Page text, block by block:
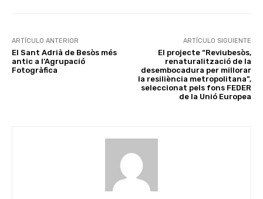
ARTÍCULO ANTERIOR
El Sant Adrià de Besòs més
antic a l’Agrupació
Fotogràfica
ARTÍCULO SIGUIENTE
El projecte “Reviubesòs,
renaturalització de la
desembocadura per millorar
la resiliència metropolitana”,
seleccionat pels fons FEDER
de la Unió Europea